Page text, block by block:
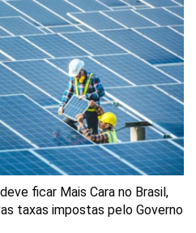
ficar Mais Cara no Brasil,
taxas impostas pelo Governo